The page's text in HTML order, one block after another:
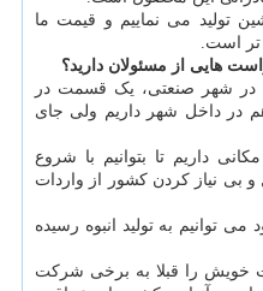
برای ۹۰ نوع ماشین تولید می نماییم و قیمت ما
تر است.
هایی از مسئولان دارید؟
در شهر صنعتی، یک قسمت در
در داخل شهر داریم ولی جای
داریم تا بتوانیم با شروع
بی نیاز کردن کشور از واردات
توانیم به تولید انبوه رسیده
خویش را قبلا به برخی شرکت